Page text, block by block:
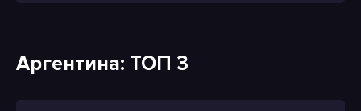
Аргентина: ТОП 3